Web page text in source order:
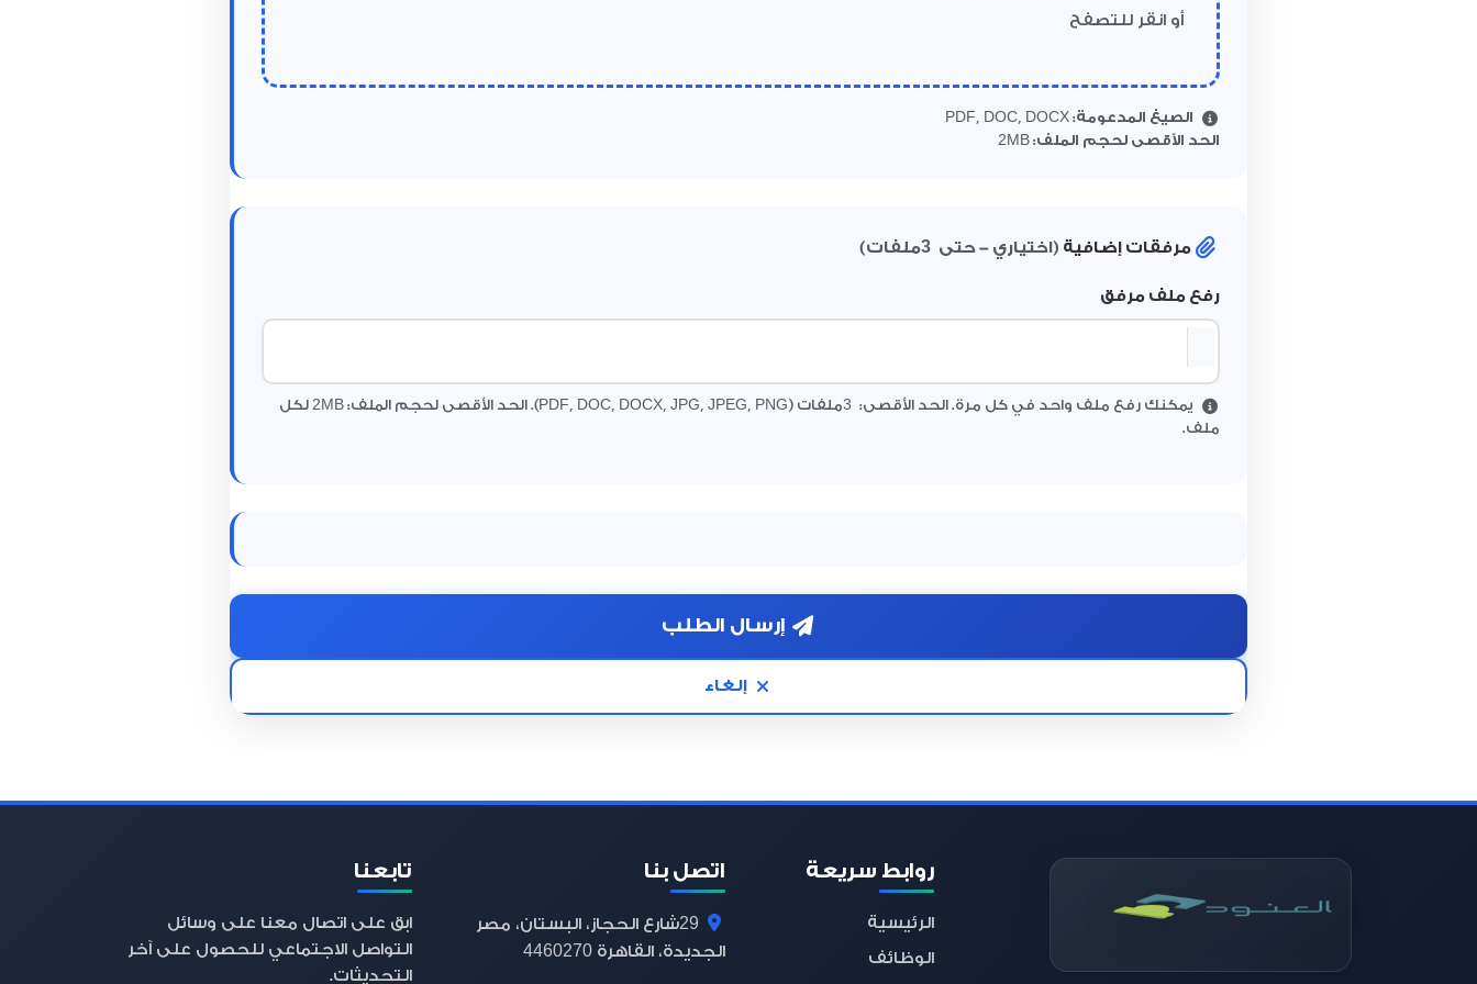
أو انقر للتصفح
الصيغ المدعومة: PDF, DOC, DOCX
الحد الأقصى لحجم الملف:
2 MB
مرفقات إضافية (اختياري - حتى 3ملفات)
رفع ملف مرفق
يمكنك رفع ملف واحد في كل مرة. الحد الأقصى: 3ملفات (PDF, DOC, DOCX, JPG, JPEG, PNG). الحد الأقصى لحجم الملف: 2 MB لكل
ملف.
إرسال الطلب
إلغاء
روابط سريعة
الرئيسية
الوظائف
اتصل بنا
29شارع الحجاز، البستان، مصر
الجديدة، القاهرة 4460270
تابعنا
ابق على اتصال معنا على وسائل
التواصل الاجتماعي للحصول على آخر
التحديثات.